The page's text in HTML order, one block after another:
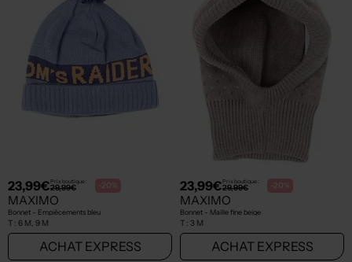
23,99€Prix boutique :
29,99€ -20%
MAXIMO
Bonnet - Empiècements bleu
T : 6 M, 9 M
ACHAT EXPRESS
23,99€Prix boutique :
29,99€ -20%
MAXIMO
Bonnet - Maille fine beige
T : 3 M
ACHAT EXPRESS